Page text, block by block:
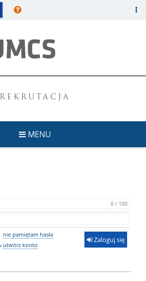
REKRUTACJA
MENU
0 / 100
nie pamiętam hasła
utwórz konto
Zaloguj się